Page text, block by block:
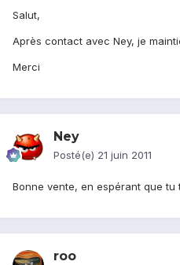
Salut,
Après contact avec Ney, je
Merci
Ney
Posté(e) 21 juin 2011
Bonne vente, en espérant que tu
roo